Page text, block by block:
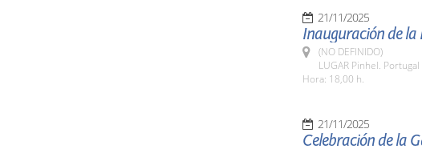
21/11/2025
Inauguración de la
(NO DEFINIDO)
LUGAR Pinhel. Portugal
Hora: 18,00 h.
21/11/2025
Celebración de la